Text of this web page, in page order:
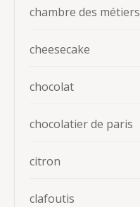
chambre des métiers
cheesecake
chocolat
chocolatier de paris
citron
clafoutis